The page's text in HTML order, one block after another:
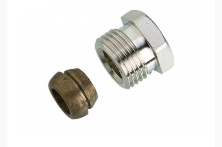
волатильностью и недостаточной регуляцией.
Внимательное изучение площадок в интернете,
таких как https://cryptofin.com.ua/, а также
основ рынка поможет минимизировать
опасности и извлечь […]